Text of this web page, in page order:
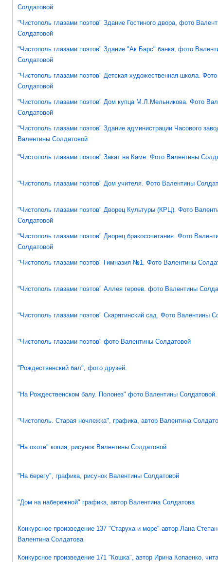
Солдатовой
"Чистополь глазами поэтов" Здание Гостиного двора, фото
Солдатовой
"Чистополь глазами поэтов" Здание "Ак Барс" банка, фото
Солдатовой
"Чистополь глазами поэтов" Детская художественная школа.
Солдатовой
"Чистополь глазами поэтов" Дом купца М.Л.Мельникова. Фото
Солдатовой
"Чистополь глазами поэтов" Здание администрации Часового
Валентины Солдатовой
"Чистополь глазами поэтов" Закат на Каме. Фото Валентины
"Чистополь глазами поэтов" Дом учителя. Фото Валентины
"Чистополь глазами поэтов" Дворец Культуры (КРЦ). Фото
Солдатовой
"Чистополь глазами поэтов" Дворец бракосочетания. Фото
Солдатовой
"Чистополь глазами поэтов" Гимназия №1. Фото Валентины
"Чистополь глазами поэтов" Аллея героев. фото Валентины
"Чистополь глазами поэтов" Скарятинский сад. Фото Валентины
"Чистополь глазами поэтов" фото Валентины Солдатовой
"Рождественский бал", фото друзей.
"На Рождественском балу. Полонез" фото Валентины Солдатовой.
"Чистополь. Старая ночлежка", графика, автор Валентина
"На охоте" копия, рисунок Валентины Солдатовой
"На берегу", графика, рисунок Валентины Солдатовой
"Дом на набережной" графика, автор Валентина Солдатова
Конкурсное произведение 137 "Старуха и море" автор Лана
Валентина Солдатова
Конкурсное произведение 171 "Кошка", автор Ирина Копаенко,